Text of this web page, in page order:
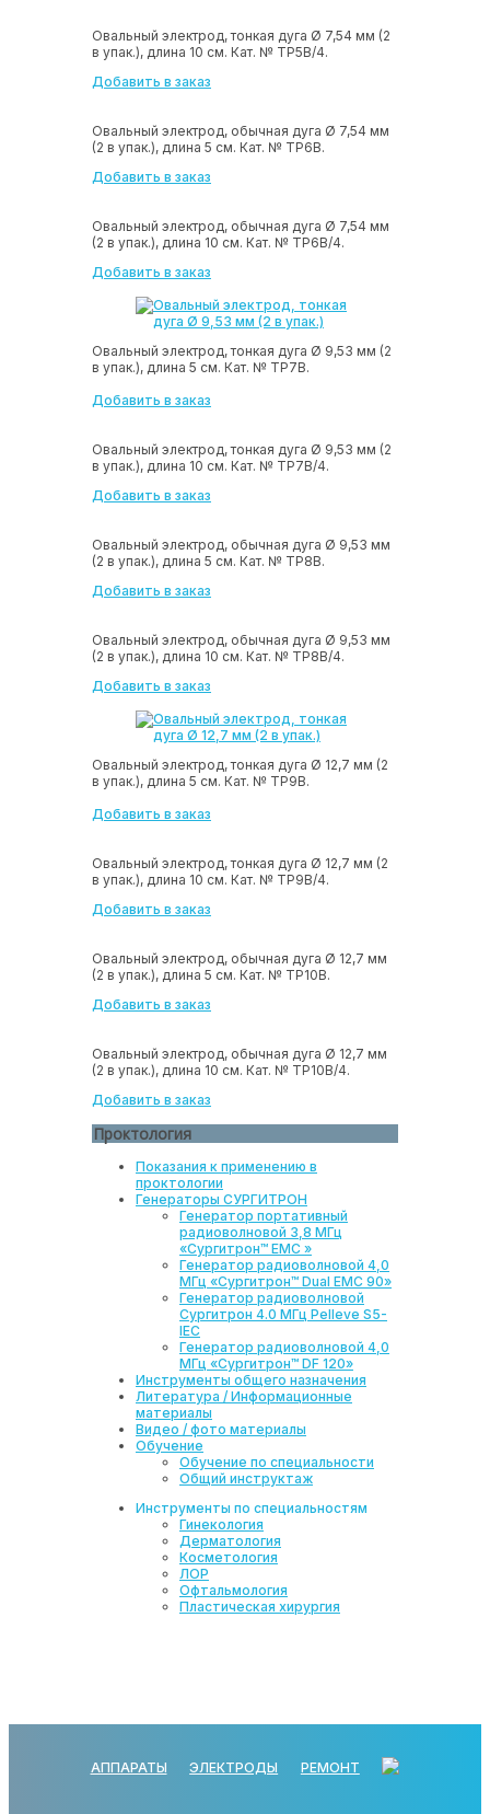
Овальный электрод, тонкая дуга Ø 7,54 мм (2
в упак.), длина 10 см. Кат. № ТР5В/4.
Добавить в заказ
Овальный электрод, обычная дуга Ø 7,54 мм
(2 в упак.), длина 5 см. Кат. № ТР6В.
Добавить в заказ
Овальный электрод, обычная дуга Ø 7,54 мм
(2 в упак.), длина 10 см. Кат. № ТР6В/4.
Добавить в заказ
Овальный электрод, тонкая дуга Ø 9,53 мм (2
в упак.), длина 5 см. Кат. № ТР7В.
Добавить в заказ
Овальный электрод, тонкая дуга Ø 9,53 мм (2
в упак.), длина 10 см. Кат. № ТР7В/4.
Добавить в заказ
Овальный электрод, обычная дуга Ø 9,53 мм
(2 в упак.), длина 5 см. Кат. № ТР8В.
Добавить в заказ
Овальный электрод, обычная дуга Ø 9,53 мм
(2 в упак.), длина 10 см. Кат. № ТР8В/4.
Добавить в заказ
Овальный электрод, тонкая дуга Ø 12,7 мм (2
в упак.), длина 5 см. Кат. № ТР9В.
Добавить в заказ
Овальный электрод, тонкая дуга Ø 12,7 мм (2
в упак.), длина 10 см. Кат. № ТР9В/4.
Добавить в заказ
Овальный электрод, обычная дуга Ø 12,7 мм
(2 в упак.), длина 5 см. Кат. № ТР10В.
Добавить в заказ
Овальный электрод, обычная дуга Ø 12,7 мм
(2 в упак.), длина 10 см. Кат. № ТР10В/4.
Добавить в заказ
Проктология
Показания к применению в
проктологии
Генераторы СУРГИТРОН
Генератор портативный
радиоволновой 3,8 МГц
«Сургитрон™ EMC »
Генератор радиоволновой 4,0
МГц «Сургитрон™ Dual EMC 90»
Генератор радиоволновой
Сургитрон 4.0 МГц Pelleve S5-
IEC
Генератор радиоволновой 4,0
МГц «Сургитрон™ DF 120»
Инструменты общего назначения
Литература / Информационные
материалы
Видео / фото материалы
Обучение
Обучение по специальности
Общий инструктаж
Инструменты по специальностям
Гинекология
Дерматология
Косметология
ЛОР
Офтальмология
Пластическая хирургия
АППАРАТЫ ЭЛЕКТРОДЫ РЕМОНТ